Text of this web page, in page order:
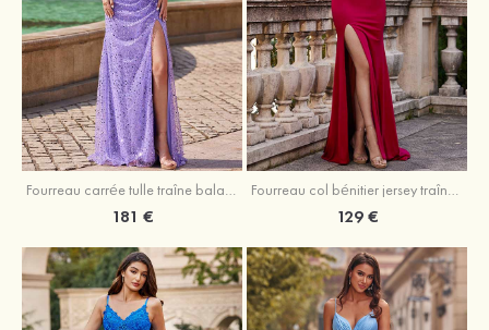
Fourreau carrée tulle traîne balayage robe de bal
181 €
Fourreau col bénitier jersey traîne balayage robe de bal
129 €